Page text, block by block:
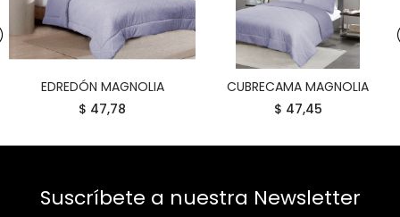
COMPRAR
EDREDÓN MAGNOLIA
$ 47,78
COMPRAR
CUBRECAMA MAGNOLIA
$ 47,45
Suscríbete a nuestra Newsletter